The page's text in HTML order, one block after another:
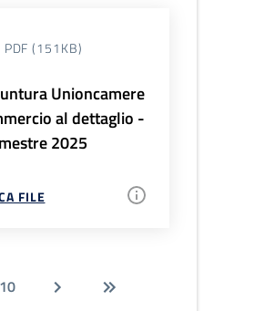
PDF (151KB)
Unioncamere
al dettaglio -
2025
FILE
10